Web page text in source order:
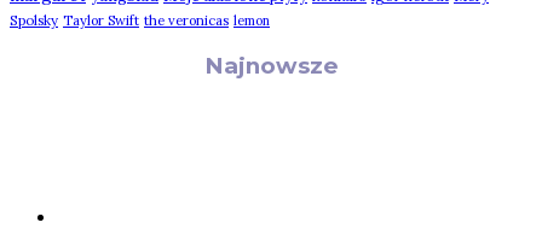
Spolsky Taylor Swift the veronicas lemon
Najnowsze